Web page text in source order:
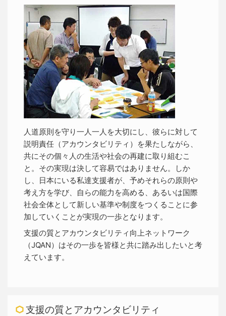
人道原則を守り一人一人を大切にし、彼らに対して
説明責任（アカウンタビリティ）を果たしながら、
共にその個々人の生活や社会の再建に取り組むこ
と。その実現は決して容易ではありません。しか
し、日本にいる私達支援者が、予めそれらの原則や
考え方を学び、自らの能力を高める、あるいは国際
社会全体として新しい基準や制度をつくることに参
加していくことが実現の一歩となります。
支援の質とアカウンタビリティ向上ネットワーク
（JQAN）はその一歩を皆様と共に踏み出したいと考
えています。
支援の質とアカウンタビリティ